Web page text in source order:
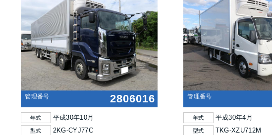
管理番号 2806016
年式 平成30年10月
型式 2KG-CYJ77C
管理番号
年式 平成30年4月
型式 TKG-XZU712M